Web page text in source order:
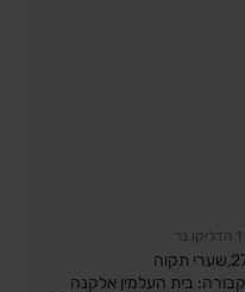
1 הדליקו נר
שערי תקוה
בית העלמין אלקנה